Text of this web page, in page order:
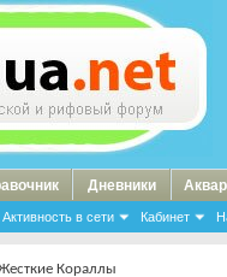
Активность в сети Кабинет
Дневники
Кораллы